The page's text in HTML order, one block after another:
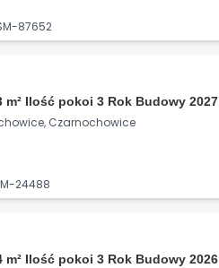
87652
m² Ilość pokoi 3 Rok Budowy 2027
Czarnochowice
24488
m² Ilość pokoi 3 Rok Budowy 2026